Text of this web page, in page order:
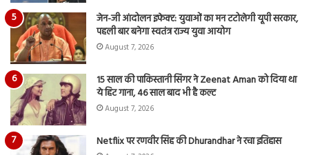
जेन-जी आंदोलन इफेक्ट: युवाओं का मन टटोलेगी यूपी सरकार,
पहली बार बनेगा स्वतंत्र राज्य युवा आयोग
August 7, 2026
15 साल की पाकिस्तानी सिंगर ने Zeenat Aman को दिया था
ये हिट गाना, 46 साल बाद भी है कल्ट
August 7, 2026
Netflix पर रणवीर सिंह की Dhurandhar ने रचा इतिहास